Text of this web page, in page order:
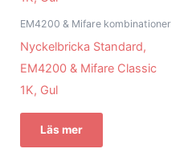
EM4200 & Mifare kombinationer
Nyckelbricka Standard,
EM4200 & Mifare Classic
1K, Gul
Läs mer